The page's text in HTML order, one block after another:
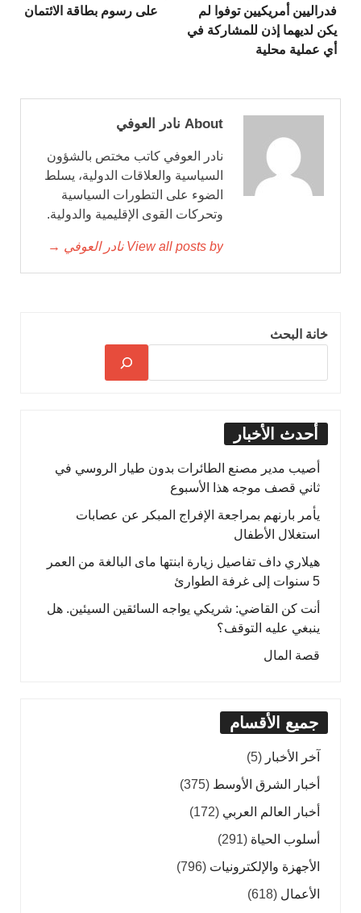
فدراليين أمريكيين توفوا لم
يكن لديهما إذن للمشاركة في
أي عملية محلية
على رسوم بطاقة الائتمان
About نادر العوفي
نادر العوفي كاتب مختص بالشؤون
السياسية والعلاقات الدولية، يسلط
الضوء على التطورات السياسية
وتحركات القوى الإقليمية والدولية.
View all posts by نادر العوفي →
خانة البحث
أحدث الأخبار
أصيب مدير مصنع الطائرات بدون طيار الروسي في
ثاني قصف موجه هذا الأسبوع
يأمر بارنهم بمراجعة الإفراج المبكر عن عصابات
استغلال الأطفال
هيلاري داف تفاصيل زيارة ابنتها ماى البالغة من العمر
5 سنوات إلى غرفة الطوارئ
أنت كن القاضي: شريكي يواجه السائقين السيئين. هل
ينبغي عليه التوقف؟
قصة المال
جميع الأقسام
آخر الأخبار (5)
أخبار الشرق الأوسط (375)
أخبار العالم العربي (172)
أسلوب الحياة (291)
الأجهزة والإلكترونيات (796)
الأعمال (618)